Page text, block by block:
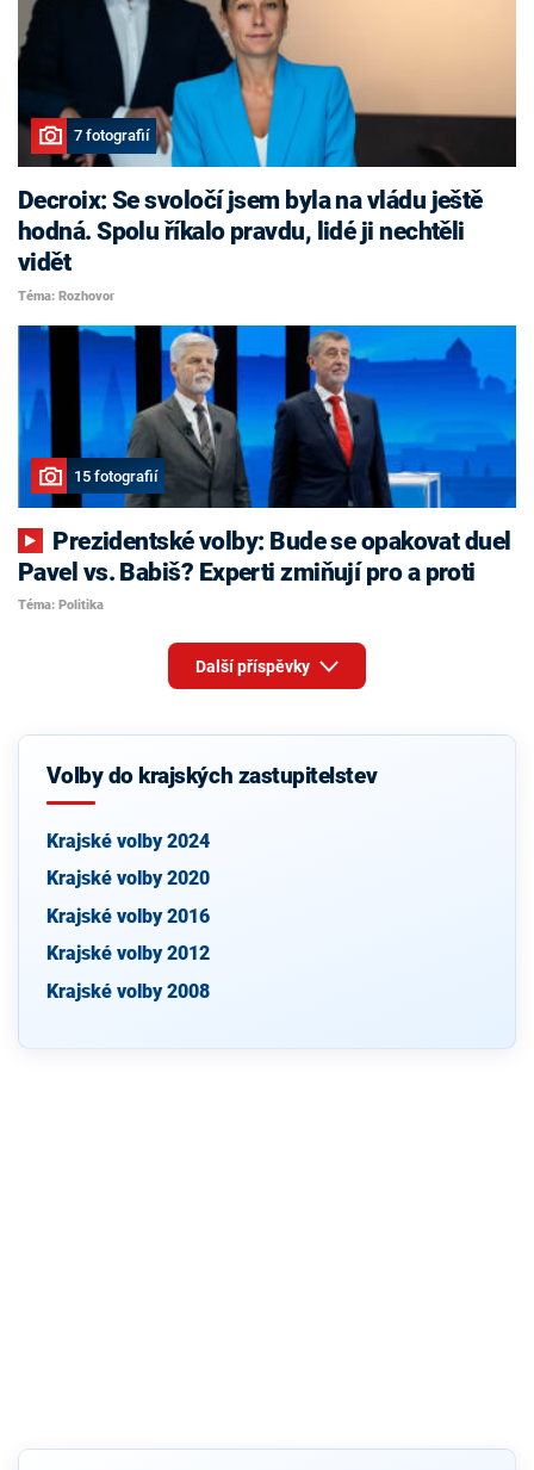
7 fotografií
Decroix: Se svoločí jsem byla na vládu ještě
hodná. Spolu říkalo pravdu, lidé ji nechtěli
vidět
Téma: Rozhovor
15 fotografií
Pavel vs. Babiš? Experti zmiňují pro a proti
Téma: Politika
Další příspěvky
Volby do krajských zastupitelstev
Krajské volby 2024
Krajské volby 2020
Krajské volby 2016
Krajské volby 2012
Krajské volby 2008